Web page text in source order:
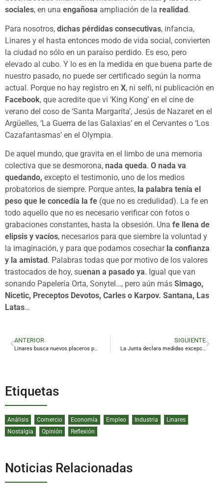
sociales, en una engañosa ampliación de la realidad .
Para nosotros, dichas pérdidas consecutivas, infancia,
Linares y el hasta entonces modo de vida social, convierten
la ciudad no sólo en un paraíso perdido. Es eso, pero
elevado al cubo. Y lo es en la medida en que buena parte de
nuestro pasado, no puede ser certificado según la norma
actual. Porque no hay registro en X, ni selfi, ni publicación en
Facebook, que acredite que vi ‘King Kong’ en el cine de
verano del coso de ‘Santa Margarita’, Jesús de Nazaret en el
Argüelles, ‘La Guerra de las Galaxias’ en el Cervantes o ‘Los
Cazafantasmas’ en el Olympia.
De aquel mundo, que gravita en el limbo de una memoria
colectiva que se desmorona, nada queda. O nada va
quedando, excepto el testimonio, uno de los medios
probatorios de siempre. Porque antes, la palabra tenía el
peso que le concedía la fe (que no es credulidad). La fe en
todo aquello que no es necesario verificar con fotos o
grabaciones constantes, hasta la obsesión. Una fe llena de
elipsis y vacíos, necesarios para que siembre la voluntad y
la imaginación, y para que podamos cosechar la confianza
y la amistad . Palabras todas que por motivo de los valores
trastocados de hoy, suenan a pasado ya. Igual que van
sonando Papelería Orta, Sonytel…, pero aún más Simago,
Nicetic, Preceptos Devotos, Carles o Karpov. Santana, Las
Latas…
ANTERIOR
Linares busca nuevos placeros para su revitalizado mercado de abastos
SIGUIENTE
La Junta declara medidas excepcionales en Linares para mitigar los daños del conejo silvestre
Etiquetas
Análisis Comercio Economía Empleo Industria
Linares
Nostalgia
Opinión Reflexión
Noticias Relacionadas